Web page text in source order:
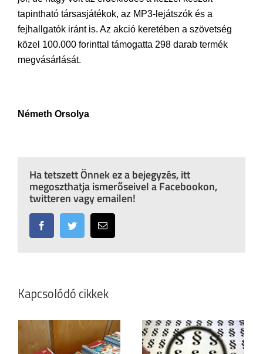
tapintható társasjátékok, az MP3-lejátszók és a
fejhallgatók iránt is. Az akció keretében a szövetség
közel 100.000 forinttal támogatta 298 darab termék
megvásárlását.
Németh Orsolya
Ha tetszett Önnek ez a bejegyzés, itt
megoszthatja ismerőseivel a Facebookon,
twitteren vagy emailen!
FacebookTwitter Email:
Kapcsolódó cikkek